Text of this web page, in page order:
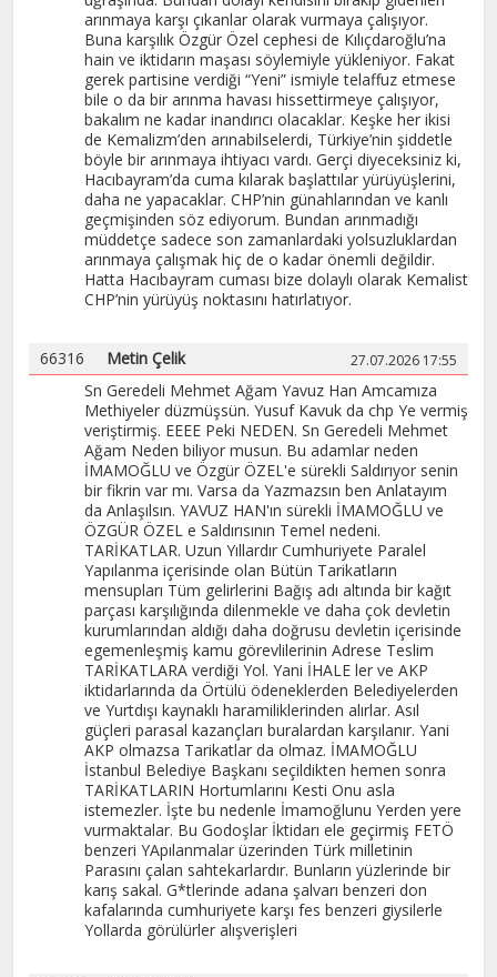
arınmaya karşı çıkanlar olarak vurmaya çalışıyor.
Buna karşılık Özgür Özel cephesi de Kılıçdaroğlu’na
hain ve iktidarın maşası söylemiyle yükleniyor. Fakat
gerek partisine verdiği “Yeni” ismiyle telaffuz etmese
bile o da bir arınma havası hissettirmeye çalışıyor,
bakalım ne kadar inandırıcı olacaklar. Keşke her ikisi
de Kemalizm’den arınabilselerdi, Türkiye’nin şiddetle
böyle bir arınmaya ihtiyacı vardı. Gerçi diyeceksiniz ki,
Hacıbayram’da cuma kılarak başlattılar yürüyüşlerini,
daha ne yapacaklar. CHP’nin günahlarından ve kanlı
geçmişinden söz ediyorum. Bundan arınmadığı
müddetçe sadece son zamanlardaki yolsuzluklardan
arınmaya çalışmak hiç de o kadar önemli değildir.
Hatta Hacıbayram cuması bize dolaylı olarak Kemalist
CHP’nin yürüyüş noktasını hatırlatıyor.
66316 Metin Çelik 27.07.2026 17:55
Sn Geredeli Mehmet Ağam Yavuz Han Amcamıza
Methiyeler düzmüşsün. Yusuf Kavuk da chp Ye vermiş
veriştirmiş. EEEE Peki NEDEN. Sn Geredeli Mehmet
Ağam Neden biliyor musun. Bu adamlar neden
İMAMOĞLU ve Özgür ÖZEL'e sürekli Saldırıyor senin
bir fikrin var mı. Varsa da Yazmazsın ben Anlatayım
da Anlaşılsın. YAVUZ HAN'ın sürekli İMAMOĞLU ve
ÖZGÜR ÖZEL e Saldırısının Temel nedeni.
TARİKATLAR. Uzun Yıllardır Cumhuriyete Paralel
Yapılanma içerisinde olan Bütün Tarikatların
mensupları Tüm gelirlerini Bağış adı altında bir kağıt
parçası karşılığında dilenmekle ve daha çok devletin
kurumlarından aldığı daha doğrusu devletin içerisinde
egemenleşmiş kamu görevlilerinin Adrese Teslim
TARİKATLARA verdiği Yol. Yani İHALE ler ve AKP
iktidarlarında da Örtülü ödeneklerden Belediyelerden
ve Yurtdışı kaynaklı haramiliklerinden alırlar. Asıl
güçleri parasal kazançları buralardan karşılanır. Yani
AKP olmazsa Tarikatlar da olmaz. İMAMOĞLU
İstanbul Belediye Başkanı seçildikten hemen sonra
TARİKATLARIN Hortumlarını Kesti Onu asla
istemezler. İşte bu nedenle İmamoğlunu Yerden yere
vurmaktalar. Bu Godoşlar İktidarı ele geçirmiş FETÖ
benzeri YApılanmalar üzerinden Türk milletinin
Parasını çalan sahtekarlardır. Bunların yüzlerinde bir
karış sakal. G*tlerinde adana şalvarı benzeri don
kafalarında cumhuriyete karşı fes benzeri giysilerle
Yollarda görülürler alışverişleri